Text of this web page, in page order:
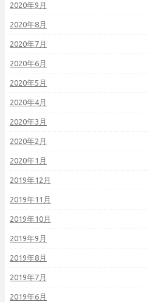
2020年9月
2020年8月
2020年7月
2020年6月
2020年5月
2020年4月
2020年3月
2020年2月
2020年1月
2019年12月
2019年11月
2019年10月
2019年9月
2019年8月
2019年7月
2019年6月